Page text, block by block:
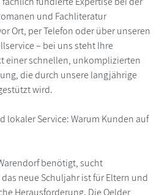
und Fachliteratur
Ort, per Telefon oder über unseren
– bei uns steht Ihre
einer schnellen, unkomplizierten
die durch unsere langjährige
wird.
lokaler Service: Warum Kunden auf
benötigt, sucht
neue Schuljahr ist für Eltern und
Herausforderung. Die Oelder